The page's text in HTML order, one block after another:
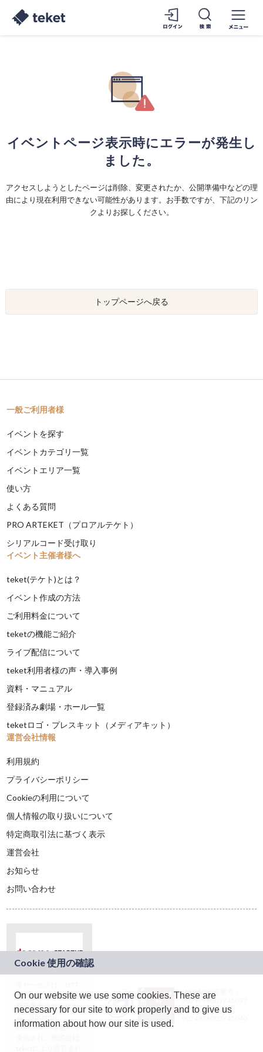
イベントページ表示時にエラーが発生し
ました。
アクセスしようとしたページは削除、変更されたか、公開準備中などの理
由により現在利用できない可能性があります。お手数ですが、下記のリン
クよりお探しください。
トップページへ戻る
一般ご利用者様
イベントを探す
イベントカテゴリ一覧
イベントエリア一覧
使い方
よくある質問
PRO ARTEKET（プロアルテケト）
シリアルコード受け取り
イベント主催者様へ
teket(テケト)とは？
イベント作成の方法
ご利用料金について
teketの機能ご紹介
ライブ配信について
teket利用者様の声・導入事例
資料・マニュアル
登録済み劇場・ホール一覧
teketロゴ・プレスキット（メディアキット）
運営会社情報
利用規約
プライバシーポリシー
Cookieの利用について
個人情報の取り扱いについて
特定商取引法に基づく表示
運営会社
お知らせ
お問い合わせ
ドコモグループの新
規事業創出プログラ
ム「docomo
STARTUP」を通じて
JASRAC許諾番号：
9024936001Y45037
JASRAC許諾番号：
On our website we use some cookies. These are
necessary for our site to work properly and to give us
information about how our site is used.